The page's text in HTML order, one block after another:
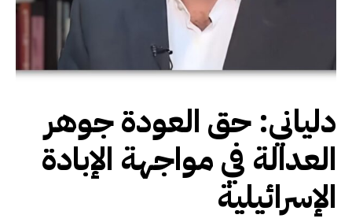
دلياني: حق العودة جوهر
العدالة في مواجهة الإبادة
الإسرائيلية